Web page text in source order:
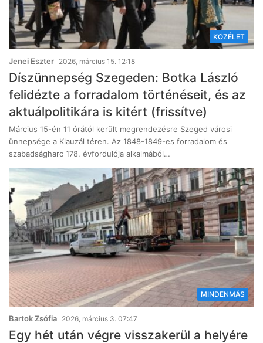
KÖZÉLET
Jenei Eszter 2026, március 15. 12:18
Díszünnepség Szegeden: Botka László
felidézte a forradalom történéseit, és az
aktuálpolitikára is kitért (frissítve)
Március 15-én 11 órától került megrendezésre Szeged városi
ünnepsége a Klauzál téren. Az 1848-1849-es forradalom és
szabadságharc 178. évfordulója alkalmából…
MINDENMÁS
Bartok Zsófia 2026, március 3. 07:47
Egy hét után végre visszakerül a helyére